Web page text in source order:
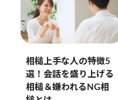
相槌上手な人の特徴5
選！会話を盛り上げる
相槌＆嫌われるNG相